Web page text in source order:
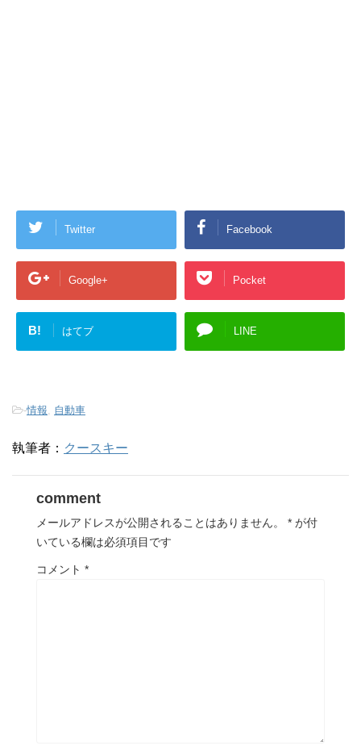
Twitter Facebook
Google+ Pocket
B! はてブ LINE
-情報 自動車
執筆者： クースキー
comment
メールアドレスが公開されることはありません。 * が付
いている欄は必須項目です
コメント *